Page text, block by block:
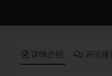
详情介绍 评论建